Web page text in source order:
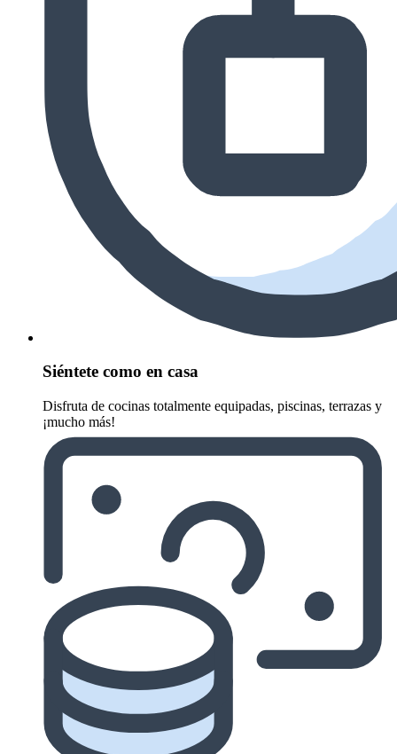
Siéntete como en casa
Disfruta de cocinas totalmente equipadas, piscinas, terrazas y
¡mucho más!